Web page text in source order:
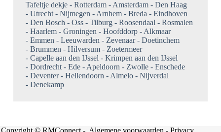
Tafeltje dekje
Rotterdam Amsterdam
Den Haag
Utrecht
Nijmegen Arnhem Breda
Eindhoven
Den Bosch
Oss Tilburg Roosendaal
Rosmalen
Haarlem
Groningen Hoofddorp
Alkmaar
Emmen
Leeuwarden Zevenaar
Doetinchem
Brummen
Hilversum
Zoetermeer
Capelle aan den IJssel
Krimpen aan den IJssel
Dordrecht
Ede Apeldoorn Zwolle
Enschede
Deventer
Hellendoorn Almelo
Nijverdal
Denekamp
Copyright © RMConnect - Algemene voorwaarden - Privacy